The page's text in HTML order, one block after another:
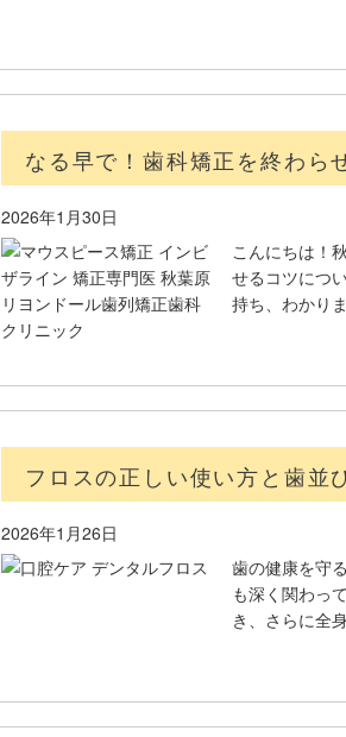
なる早で！歯科矯正を終わら
2026年1月30日
こんにちは！
せるコツにつ
持ち、わかり
フロスの正しい使い方と歯
2026年1月26日
歯の健康を守
も深く関わっ
き、さらに全